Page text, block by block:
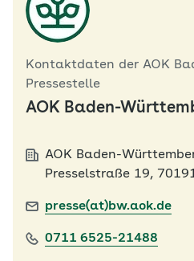
Kontaktdaten der AOK
Pressestelle
AOK Baden-
AOK Baden-
Presselstraße 19,
presse(at)bw.aok.de
0711 6525-21488